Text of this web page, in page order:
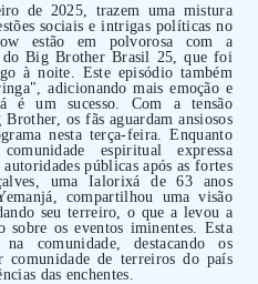
de 2025, trazem uma mistura
sociais e intrigas políticas no
estão em polvorosa com a
do Big Brother Brasil 25, que foi
à noite. Este episódio também
adicionando mais emoção e
é um sucesso. Com a tensão
os fãs aguardam ansiosos
nesta terça-feira. Enquanto
espiritual expressa
autoridades públicas após as fortes
uma Ialorixá de 63 anos
compartilhou uma visão
seu terreiro, o que a levou a
sobre os eventos iminentes. Esta
comunidade, destacando os
comunidade de terreiros do país
das enchentes.